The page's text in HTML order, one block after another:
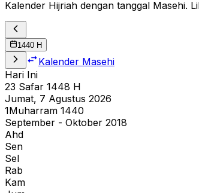
Kalender Hijriah dengan tanggal Masehi.
1440 H
Kalender Masehi
Hari Ini
23 Safar 1448 H
Jumat, 7 Agustus 2026
1Muharram 1440
September - Oktober 2018
Ahd
Sen
Sel
Rab
Kam